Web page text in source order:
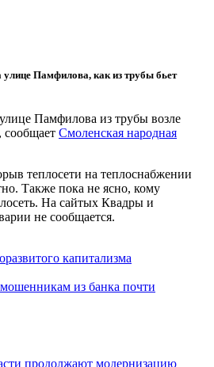
Памфилова, как из трубы бьет
Памфилова из трубы возле
сообщает Смоленская народная
теплосети на теплоснабжении
Также пока не ясно, кому
На сайтых Квадры и
не сообщается.
капитализма
из банка почти
продолжают модернизацию